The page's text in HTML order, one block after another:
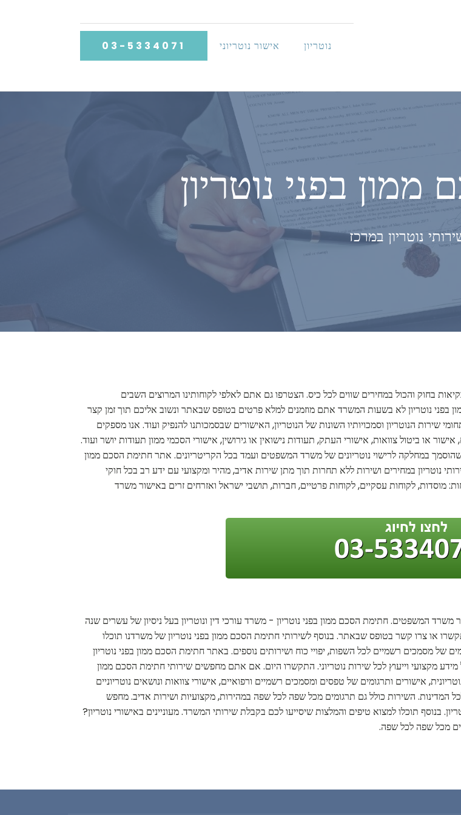
נוטריון אישור נוטריוני 03-5334071
בפני נוטריון
נוטריון במרכז
בחוק והכול במחירים שווים לכל כיס. הצטרפו גם אתם לאלפי לקוחותינו המרוצים השבים
נוטריון לא בשעות המשרד אתם מוזמנים למלא פרטים בטופס שבאתר ונשוב אליכם תוך זמן קצר
שירות הנוטריון וסמכויותיו השונות של הנוטריון, האישורים שבסמכותנו להנפיק ועוד. אנו מספקים
או ביטול צוואות, אישורי העתק, תעודות נישואין או גירושין, אישורי הסכמי ממון תעודות יושר ועוד.
שהוסמך במחלקה לרישוי נוטריונים של משרד המשפטים ועמד בכל הקריטריונים. אתר חתימת הסכם ממון
נוטריון במחירים ושירות ללא תחרות תוך מתן שירות אדיב, מהיר ומקצועי עם ידע רב בכל חוקי
מוסדות, לקוחות עסקיים, לקוחות פרטיים, חברות, תושבי ישראל ואזרחים זרים באישור משרד
משרד המשפטים. חתימת הסכם ממון בפני נוטריון - משרד עורכי דין ונוטריון בעל ניסיון של עשרים שנה
או צרו קשר בטופס שבאתר. בנוסף לשירותי חתימת הסכם ממון בפני נוטריון של משרדנו תוכלו
של מסמכים רשמיים לכל השפות, יפויי כוח ושירותים נוספים. באתר חתימת הסכם ממון בפני נוטריון
מקצועי וייעוץ לכל שירות נוטריוני. התקשרו היום. אם אתם מחפשים שירותי חתימת הסכם ממון
אישורים ותרגומים של טפסים ומסמכים רשמיים ורפואיים, אישורי צוואות ונושאים נוטריוניים
המדינות. השירות כולל גם תרגומים מכל שפה לכל שפה במהירות, מקצועיות ושירות אדיב. מחפש
בנוסף תוכלו למצוא טיפים והמלצות שיסייעו לכם בקבלת שירותי המשרד. מעוניינים באישורי נוטריון?
מכל שפה לכל שפה.